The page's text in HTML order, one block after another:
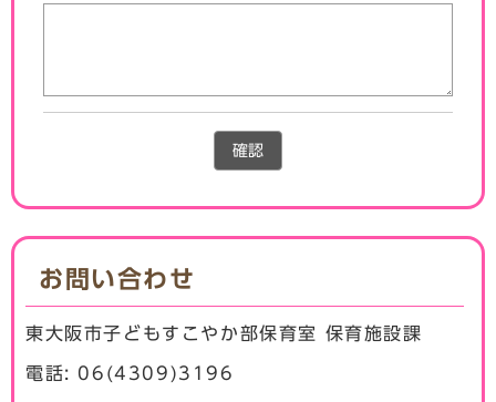
確認
お問い合わせ
東大阪市子どもすこやか部保育室 保育施設課
電話: 06(4309)3196